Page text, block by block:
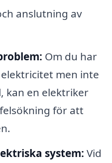
anslutning av
Om du har
men inte
kan en elektriker
för att
system: Vid